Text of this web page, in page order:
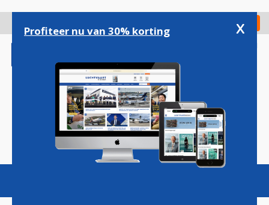
gaan
Check in
Magazine Podcasts Vacatures
Profiteer nu van 30% korting x